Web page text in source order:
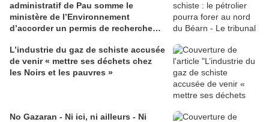
administratif de Pau somme le
ministère de l’Environnement
d’accorder un permis de recherche
australien.
L’industrie du gaz de schiste accusée
de venir « mettre ses déchets chez
les Noirs et les pauvres »
No Gazaran - Ni ici, ni ailleurs - Ni